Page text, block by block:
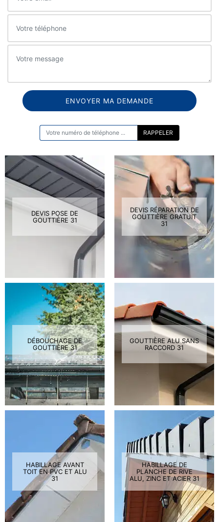
DEVIS POSE DE
GOUTTIÈRE 31
DEVIS RÉPARATION DE
GOUTTIÈRE GRATUIT
31
DÉBOUCHAGE DE
GOUTTIÈRE 31
GOUTTIÈRE ALU SANS
RACCORD 31
HABILLAGE AVANT
TOIT EN PVC ET ALU
31
HABILLAGE DE
PLANCHE DE RIVE
ALU, ZINC ET ACIER 31